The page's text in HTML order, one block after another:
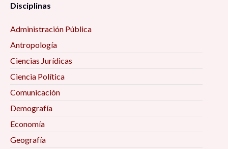
Disciplinas
Administración Pública
Antropología
Ciencias Jurídicas
Ciencia Política
Comunicación
Demografía
Economía
Geografía